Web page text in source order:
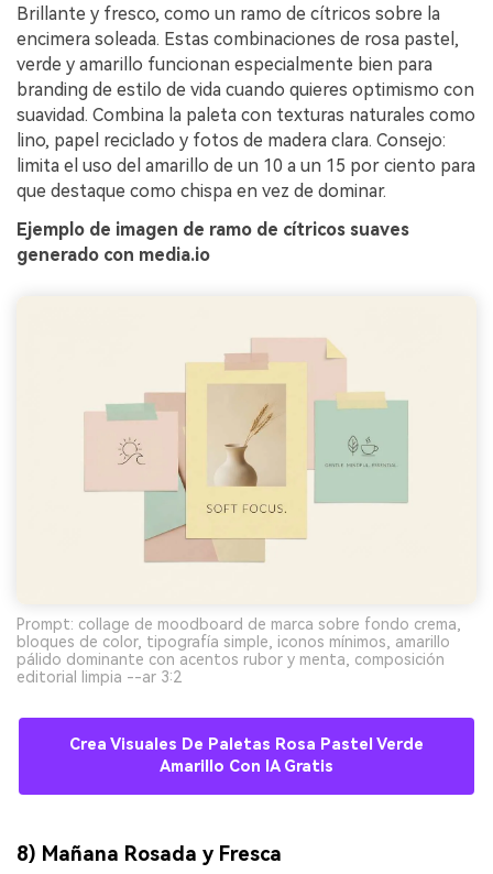
Brillante y fresco, como un ramo de cítricos sobre la
encimera soleada. Estas combinaciones de rosa pastel,
verde y amarillo funcionan especialmente bien para
branding de estilo de vida cuando quieres optimismo con
suavidad. Combina la paleta con texturas naturales como
lino, papel reciclado y fotos de madera clara. Consejo:
limita el uso del amarillo de un 10 a un 15 por ciento para
que destaque como chispa en vez de dominar.
Ejemplo de imagen de ramo de cítricos suaves
generado con media.io
Prompt: collage de moodboard de marca sobre fondo crema,
bloques de color, tipografía simple, iconos mínimos, amarillo
pálido dominante con acentos rubor y menta, composición
editorial limpia --ar 3:2
Crea Visuales De Paletas Rosa Pastel Verde
Amarillo Con IA Gratis
8) Mañana Rosada y Fresca